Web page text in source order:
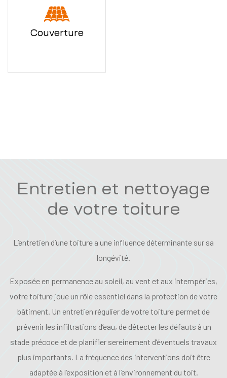
Couverture
Entretien et nettoyage
de votre toiture
L’entretien d’une toiture a une influence déterminante sur sa
longévité.
Exposée en permanence au soleil, au vent et aux intempéries,
votre toiture joue un rôle essentiel dans la protection de votre
bâtiment. Un entretien régulier de votre toiture permet de
prévenir les infiltrations d’eau, de détecter les défauts à un
stade précoce et de planifier sereinement d’éventuels travaux
plus importants. La fréquence des interventions doit être
adaptée à l’exposition et à l’environnement du toit.